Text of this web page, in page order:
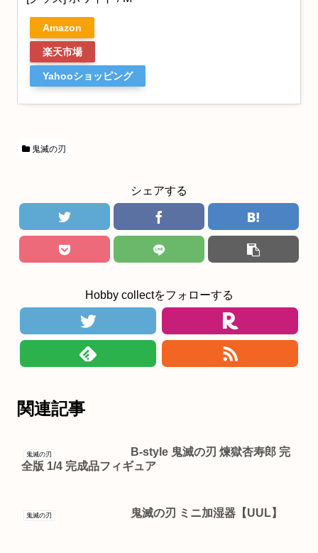
Amazon
楽天市場
Yahooショッピング
鬼滅の刃
シェアする
Hobby collectをフォローする
関連記事
鬼滅の刃
B-style 鬼滅の刃 煉獄杏寿郎 完
全版 1/4 完成品フィギュア
鬼滅の刃 鬼滅の刃 ミニ加湿器【UUL】